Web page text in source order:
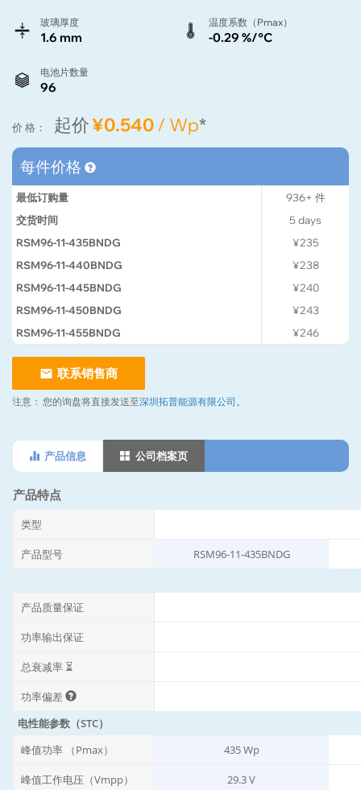
玻璃厚度
1.6 mm
温度系数（Pmax）
-0.29 %/°C
电池片数量
96
价 格： 起价¥0.540/ Wp*
每件价格
最低订购量 936+ 件
交货时间
5 days
RSM96-11-435BNDG
¥235
RSM96-11-440BNDG
¥238
RSM96-11-445BNDG
¥240
RSM96-11-450BNDG
¥243
RSM96-11-455BNDG
¥246
联系销售商
注意： 您的询盘将直接发送至深圳拓普能源有限公司 。
产品信息 公司档案页
产品特点
类型
产品型号 RSM96-11-435BNDG
产品质量保证
功率输出保证
总衰减率 ⏳
功率偏差
电性能参数（STC）
峰值功率 （Pmax）
435 Wp
峰值工作电压（Vmpp） 29.3 V